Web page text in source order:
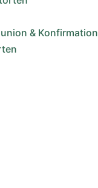
& Konfirmation